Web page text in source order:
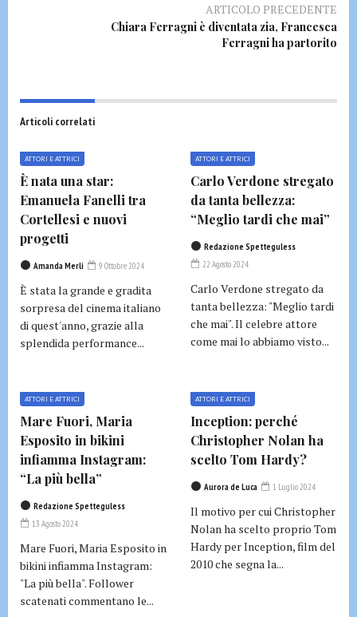
ARTICOLO PRECEDENTE
Chiara Ferragni è diventata zia, Francesca
Ferragni ha partorito
Articoli correlati
ATTORI E ATTRICI
È nata una star:
Emanuela Fanelli tra
Cortellesi e nuovi
progetti
Amanda Merli 9 Ottobre 2024
È stata la grande e gradita
sorpresa del cinema italiano
di quest'anno, grazie alla
splendida performance...
ATTORI E ATTRICI
Carlo Verdone stregato
da tanta bellezza:
“Meglio tardi che mai”
Redazione Spetteguless
22 Agosto 2024
Carlo Verdone stregato da
tanta bellezza: "Meglio tardi
che mai". Il celebre attore
come mai lo abbiamo visto...
ATTORI E ATTRICI
Mare Fuori, Maria
Esposito in bikini
infiamma Instagram:
“La più bella”
Redazione Spetteguless
13 Agosto 2024
Mare Fuori, Maria Esposito in
bikini infiamma Instagram:
"La più bella". Follower
scatenati commentano le...
ATTORI E ATTRICI
Inception: perché
Christopher Nolan ha
scelto Tom Hardy?
Aurora de Luca 1 Luglio 2024
Il motivo per cui Christopher
Nolan ha scelto proprio Tom
Hardy per Inception, film del
2010 che segna la...